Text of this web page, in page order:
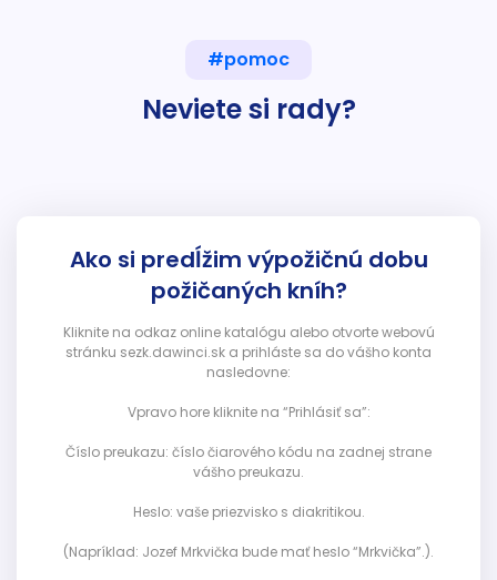
#pomoc
Neviete si rady?
Ako si predĺžim výpožičnú dobu
požičaných kníh?
Kliknite na odkaz online katalógu alebo otvorte webovú
stránku sezk.dawinci.sk a prihláste sa do vášho konta
nasledovne:
Vpravo hore kliknite na “Prihlásiť sa”:
Číslo preukazu: číslo čiarového kódu na zadnej strane
vášho preukazu.
Heslo: vaše priezvisko s diakritikou.
(Napríklad: Jozef Mrkvička bude mať heslo “Mrkvička”.).